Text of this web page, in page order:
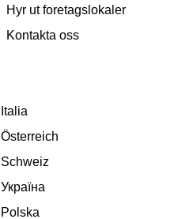
Hyr ut foretagslokaler
Kontakta oss
Italia
Österreich
Schweiz
Україна
Polska